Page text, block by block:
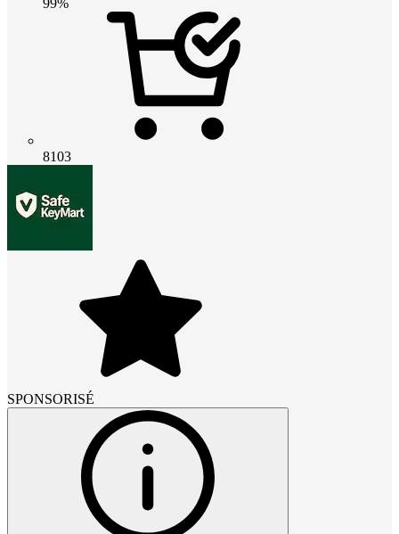
8103
SPONSORISÉ